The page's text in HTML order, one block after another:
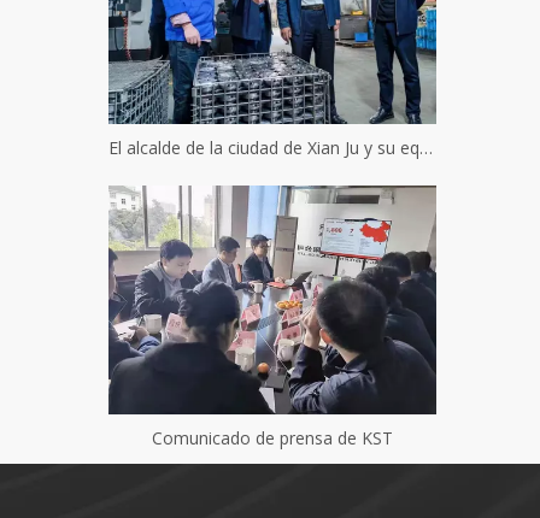
El alcalde de la ciudad de Xian Ju y su equipo visitaron Keister Hydraulics
Comunicado de prensa de KST